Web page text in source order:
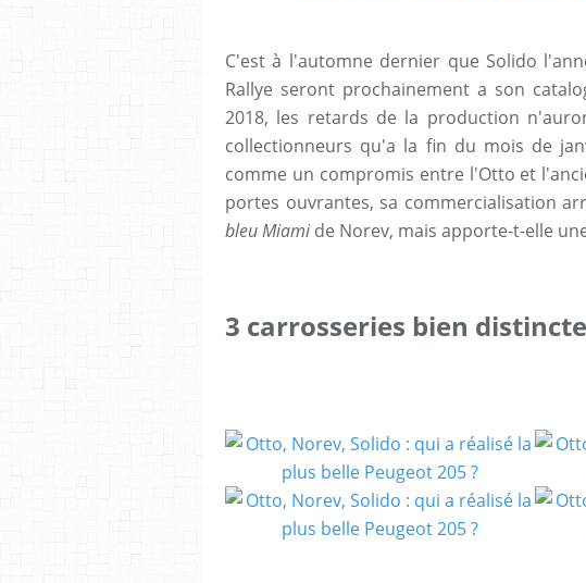
C'est à l'automne dernier que Solido
Rallye seront prochainement a son
2018, les retards de la production
collectionneurs qu'a la fin du mois de
comme un compromis entre l'Otto et
portes ouvrantes, sa commercialisation
bleu Miamide Norev, mais apporte-t-elle
3 carrosseries bien